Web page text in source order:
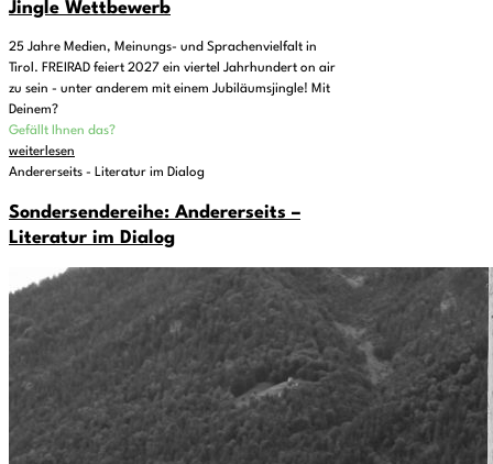
Jingle Wettbewerb
25 Jahre Medien, Meinungs- und Sprachenvielfalt in
Tirol. FREIRAD feiert 2027 ein viertel Jahrhundert on air
zu sein - unter anderem mit einem Jubiläumsjingle! Mit
Deinem?
Gefällt Ihnen das?
weiterlesen
Andererseits - Literatur im Dialog
Sondersendereihe: Andererseits –
Literatur im Dialog